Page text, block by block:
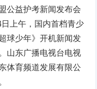
公益护考新闻发布会
上午，国内首档青少
球少年》开机新闻发
山东广播电视台电视
体育频道发展有限公